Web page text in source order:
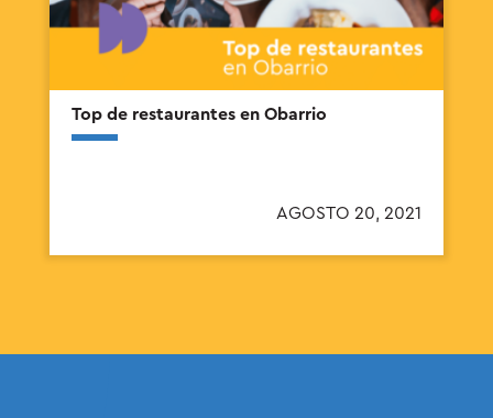
Top de restaurantes en Obarrio
AGOSTO 20, 2021